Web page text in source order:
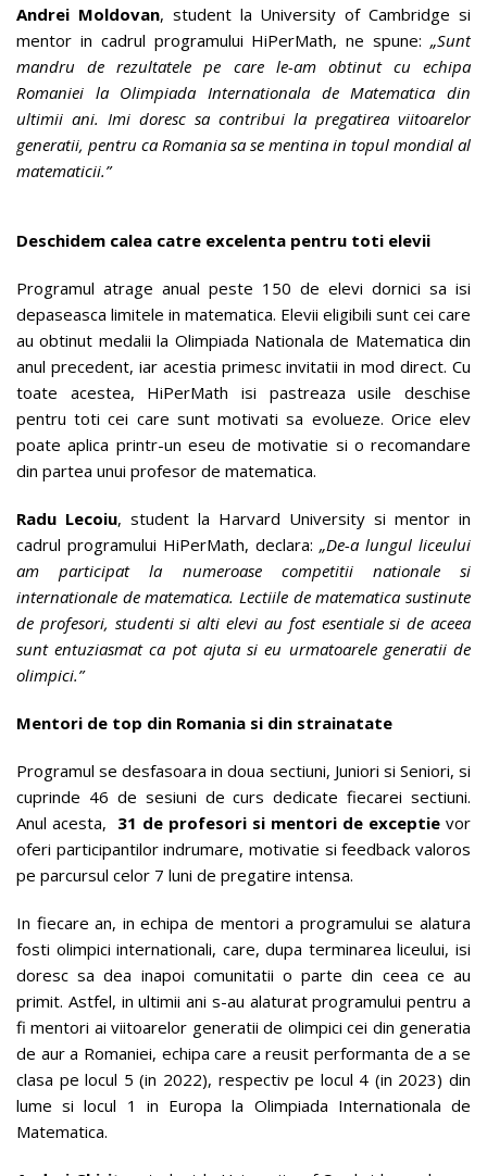
Andrei Moldovan, student la University of Cambridge si
mentor in cadrul programului HiPerMath, ne spune: „Sunt
mandru de rezultatele pe care le-am obtinut cu echipa
Romaniei la Olimpiada Internationala de Matematica din
ultimii ani. Imi doresc sa contribui la pregatirea viitoarelor
generatii, pentru ca Romania sa se mentina in topul mondial al
matematicii.”
Deschidem calea catre excelenta pentru toti elevii
Programul atrage anual peste 150 de elevi dornici sa isi
depaseasca limitele in matematica. Elevii eligibili sunt cei care
au obtinut medalii la Olimpiada Nationala de Matematica din
anul precedent, iar acestia primesc invitatii in mod direct. Cu
toate acestea, HiPerMath isi pastreaza usile deschise
pentru toti cei care sunt motivati sa evolueze. Orice elev
poate aplica printr-un eseu de motivatie si o recomandare
din partea unui profesor de matematica.
Radu Lecoiu, student la Harvard University si mentor in
cadrul programului HiPerMath, declara: „De-a lungul liceului
am participat la numeroase competitii nationale si
internationale de matematica. Lectiile de matematica sustinute
de profesori, studenti si alti elevi au fost esentiale si de aceea
sunt entuziasmat ca pot ajuta si eu urmatoarele generatii de
olimpici.”
Mentori de top din Romania si din strainatate
Programul se desfasoara in doua sectiuni, Juniori si Seniori, si
cuprinde 46 de sesiuni de curs dedicate fiecarei sectiuni.
Anul acesta, 31 de profesori si mentori de exceptie vor
oferi participantilor indrumare, motivatie si feedback valoros
pe parcursul celor 7 luni de pregatire intensa.
In fiecare an, in echipa de mentori a programului se alatura
fosti olimpici internationali, care, dupa terminarea liceului, isi
doresc sa dea inapoi comunitatii o parte din ceea ce au
primit. Astfel, in ultimii ani s-au alaturat programului pentru a
fi mentori ai viitoarelor generatii de olimpici cei din generatia
de aur a Romaniei, echipa care a reusit performanta de a se
clasa pe locul 5 (in 2022), respectiv pe locul 4 (in 2023) din
lume si locul 1 in Europa la Olimpiada Internationala de
Matematica.